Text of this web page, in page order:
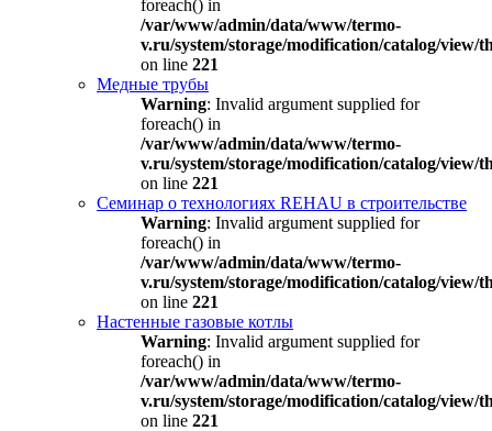
foreach() in
/var/www/admin/data/www/termo-
v.ru/system/storage/modification/catalog/view/
on line 221
Медные трубы
Warning: Invalid argument supplied for
foreach() in
/var/www/admin/data/www/termo-
v.ru/system/storage/modification/catalog/view/
on line 221
Семинар о технологиях REHAU в строительстве
Warning: Invalid argument supplied for
foreach() in
/var/www/admin/data/www/termo-
v.ru/system/storage/modification/catalog/view/
on line 221
Настенные газовые котлы
Warning: Invalid argument supplied for
foreach() in
/var/www/admin/data/www/termo-
v.ru/system/storage/modification/catalog/view/
on line 221